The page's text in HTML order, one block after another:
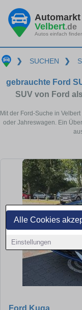
Alle Cookies
Einstellungen
Automarkt
Velbert.de
Autos einfach
❯ SUCHEN ❯
gebrauchte Ford
SUV von Ford
Mit der Ford-Suche in
oder Jahreswagen. Ein
Ford Kuga